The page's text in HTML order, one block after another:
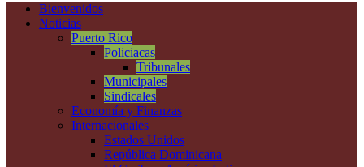
Bienvenidos
Noticias
Puerto Rico
Policiacas
Tribunales
Municipales
Sindicales
Economía y Finanzas
Internacionales
Estados Unidos
República Dominicana